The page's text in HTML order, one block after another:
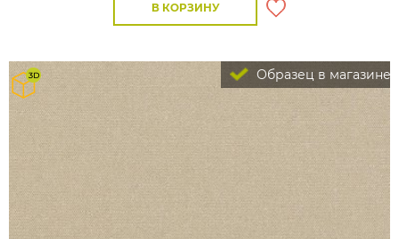
В КОРЗИНУ
Образец в магазине